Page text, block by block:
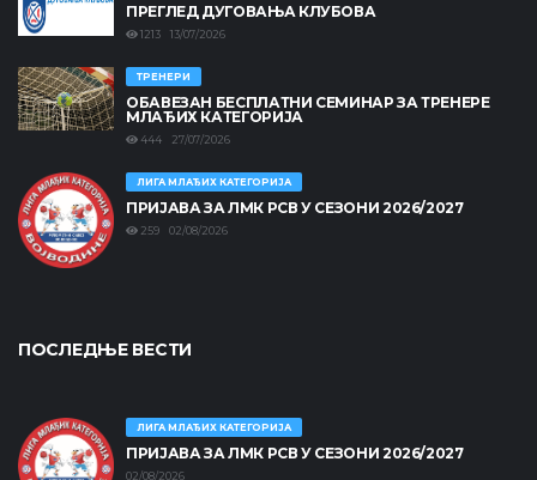
ПРЕГЛЕД ДУГОВАЊА КЛУБОВА
1213 13/07/2026
ТРЕНЕРИ
ОБАВЕЗАН БЕСПЛАТНИ СЕМИНАР ЗА ТРЕНЕРЕ
МЛАЂИХ КАТЕГОРИЈА
444 27/07/2026
ЛИГА МЛАЂИХ КАТЕГОРИЈА
ПРИЈАВА ЗА ЛМК РСВ У СЕЗОНИ 2026/2027
259 02/08/2026
ПОСЛЕДЊЕ ВЕСТИ
ЛИГА МЛАЂИХ КАТЕГОРИЈА
ПРИЈАВА ЗА ЛМК РСВ У СЕЗОНИ 2026/2027
02/08/2026